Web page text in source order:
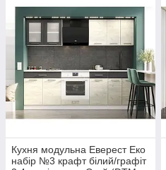
Кухня модульна Еверест Еко
набір №3 крафт білий/графіт